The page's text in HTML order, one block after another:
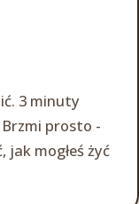
3 minuty
prosto -
jak mogłeś żyć